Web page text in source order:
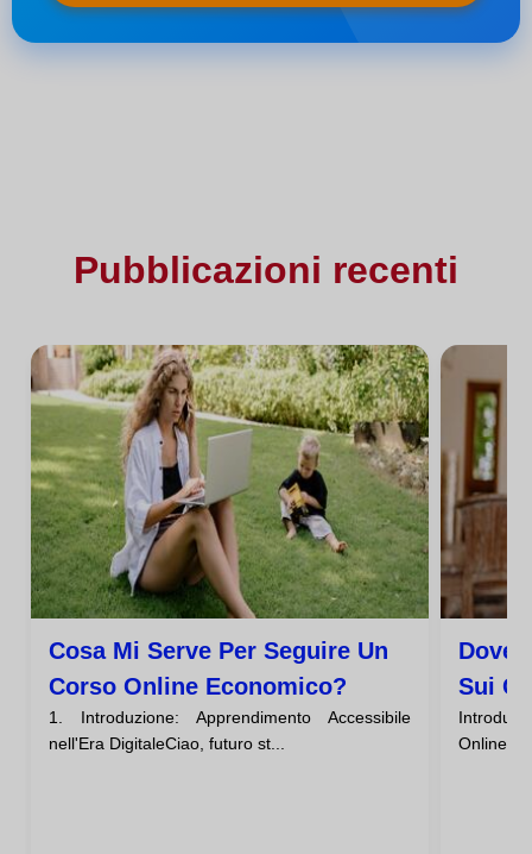
Pubblicazioni recenti
Cosa Mi Serve Per Seguire Un
Corso Online Economico?
1. Introduzione: Apprendimento Accessibile
nell'Era DigitaleCiao, futuro st...
Dove
Sui
Online